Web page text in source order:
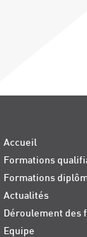
Accueil
Formations
Formations
Actualités
Déroulement des
Equipe